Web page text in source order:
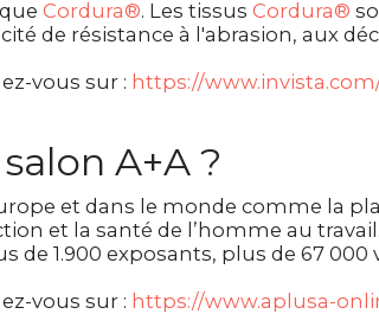
Cordura®. Les tissus Cordura®
de résistance à l'abrasion, aux
vous sur : https://
A+A ?
et dans le monde comme la
et la santé de l’homme au
de 1.900 exposants, plus de 67 000
vous sur : https://www.aplusa-